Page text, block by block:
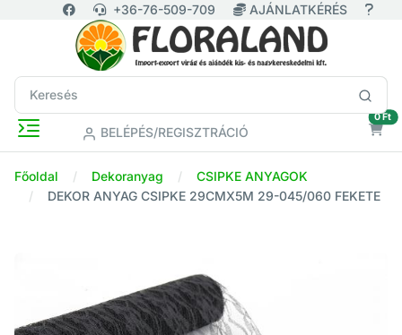
+36-76-509-709 AJÁNLATKÉRÉS
BELÉPÉS/REGISZTRÁCIÓ
0 Ft
Főoldal Dekoranyag
CSIPKE ANYAGOK
DEKOR ANYAG CSIPKE 29CMX5M 29-045/060 FEKETE